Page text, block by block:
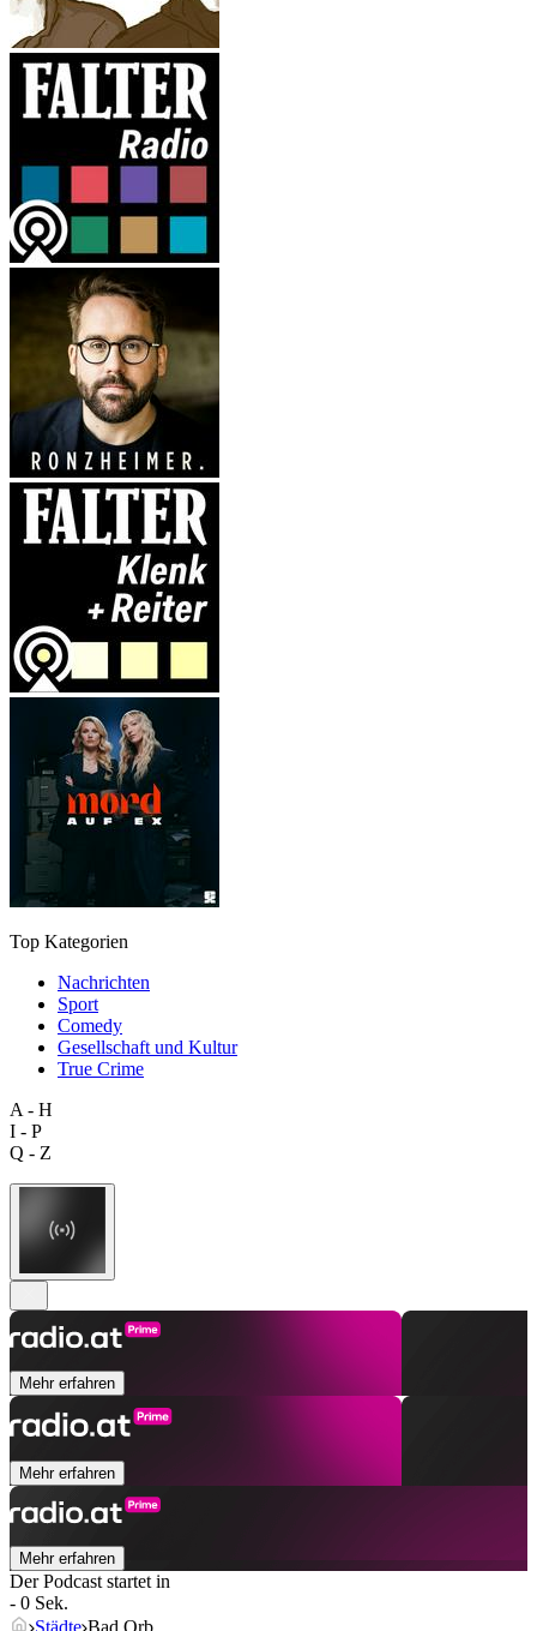
Top Kategorien
Nachrichten
Sport
Comedy
Gesellschaft und Kultur
True Crime
A - H
I - P
Q - Z
Mehr erfahren
Mehr erfahren
Mehr erfahren
Der Podcast startet in
- 0 Sek.